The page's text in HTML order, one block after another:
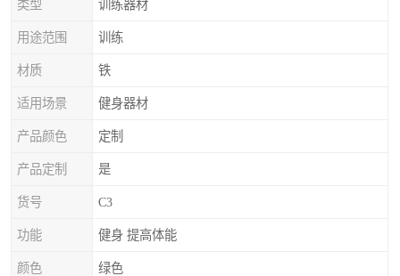
类型 训练器材
用途范围 训练
材质 铁
适用场景 健身器材
产品颜色 定制
产品定制 是
货号 C3
功能 健身 提高体能
颜色 绿色